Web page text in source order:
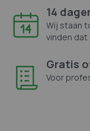
14
Wij staan
vinden dat
Gratis
Voor